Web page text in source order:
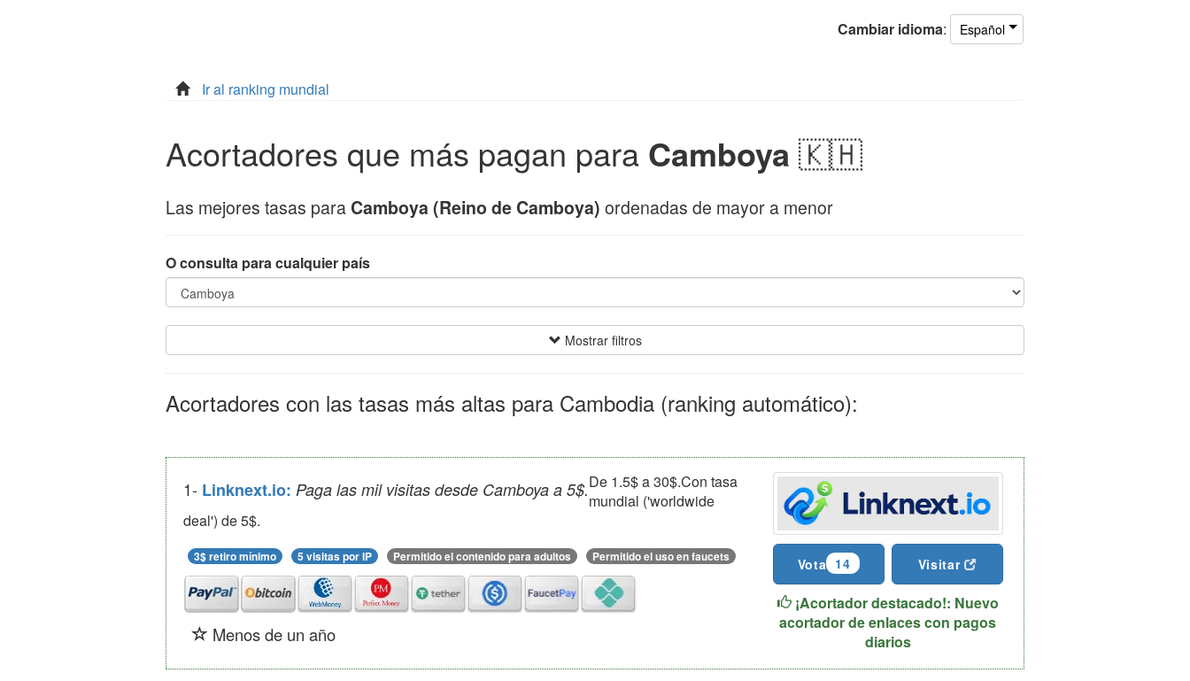
Cambiar idioma: Español
Ir al ranking mundial
Acortadores que más pagan para Camboya 🇰🇭
Las mejores tasas paraCamboya (Reino de Camboya) ordenadas de mayor a menor
O consulta para cualquier país
Mostrar filtros
Acortadores con las tasas más altas para Cambodia (ranking automático):
1- Linknext.io:Paga las mil visitas desde Camboya a 5$.
Vota 14 Visitar
¡Acortador destacado!: Nuevo
acortador de enlaces con pagos
diarios
De 1.5$ a 30$.Con tasa
mundial ('worldwide
deal') de 5$.
3$ retiro mínimo 5 visitas por IP Permitido el contenido para adultos Permitido el uso en faucets
Menos de un año